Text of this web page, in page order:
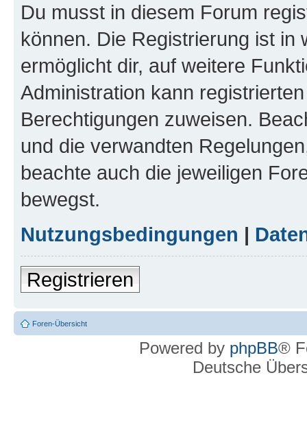
Du musst in diesem Forum
können. Die Registrierung ist in
ermöglicht dir, auf weitere
Administration kann
Berechtigungen zuweisen.
und die verwandten
beachte auch die jeweiligen
bewegst.
Nutzungsbedingungen |
Registrieren
Foren-Übersicht
Powered by phpBB®
Deutsche